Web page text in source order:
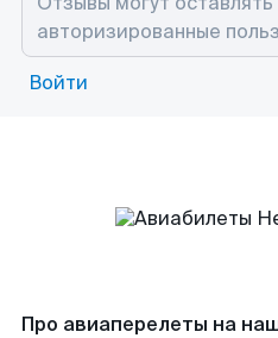
Войти
Про авиаперелеты на